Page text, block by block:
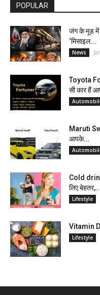
POPULAR
जंग के मूड में
‘मिसाइल...
News
Toyota
सी कार हैं
Maruti
आपके...
Cold
लिए
Lifestyle
Vitamin D
Lifestyle